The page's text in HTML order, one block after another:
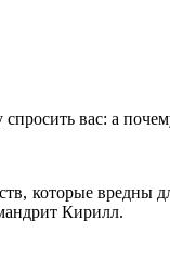
вас: а
которые вредны
Кирилл.